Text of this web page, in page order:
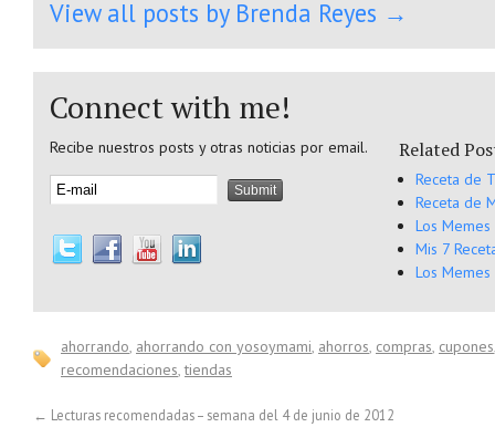
View all posts by Brenda Reyes →
Connect with me!
Recibe nuestros posts y otras noticias por email. Related
Receta de
Receta de
Los
Mis 7
Los
ahorrando, ahorrando con yosoymami, ahorros, compras, cupones
recomendaciones,tiendas
← Lecturas recomendadas – semana del 4 de junio de 2012